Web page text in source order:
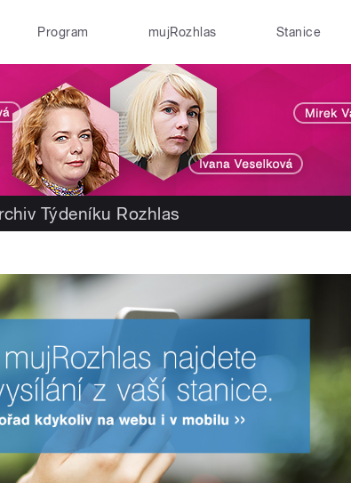
Program mujRozhlas Stanice
Týdeníku Rozhlas